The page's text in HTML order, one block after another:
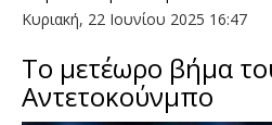
Κυριακή, 22 Ιουνίου 2025 16:47
Το μετέωρο βήμα
Αντετοκούνμπο